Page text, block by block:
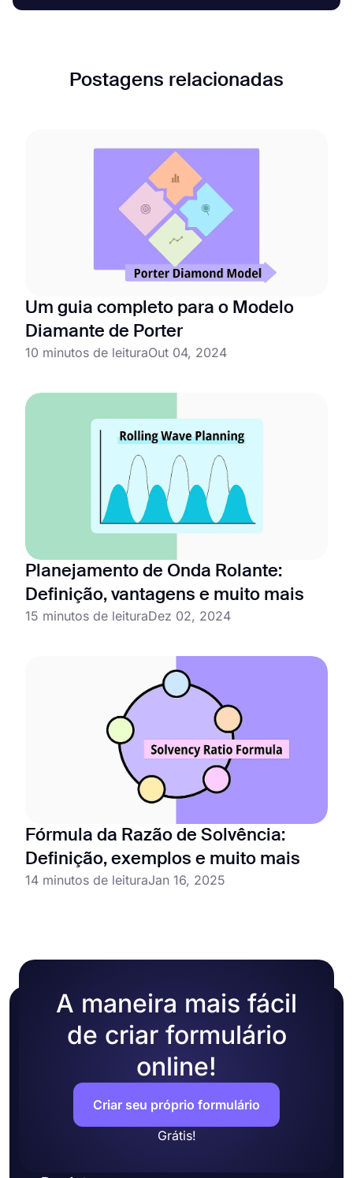
Postagens relacionadas
Um guia completo para o Modelo
Diamante de Porter
10 minutos de leituraOut 04, 2024
Planejamento de Onda Rolante:
Definição, vantagens e muito mais
15 minutos de leituraDez 02, 2024
Fórmula da Razão de Solvência:
Definição, exemplos e muito mais
14 minutos de leituraJan 16, 2025
A maneira mais fácil
de criar formulário
online!
Criar seu próprio formulário
Grátis!